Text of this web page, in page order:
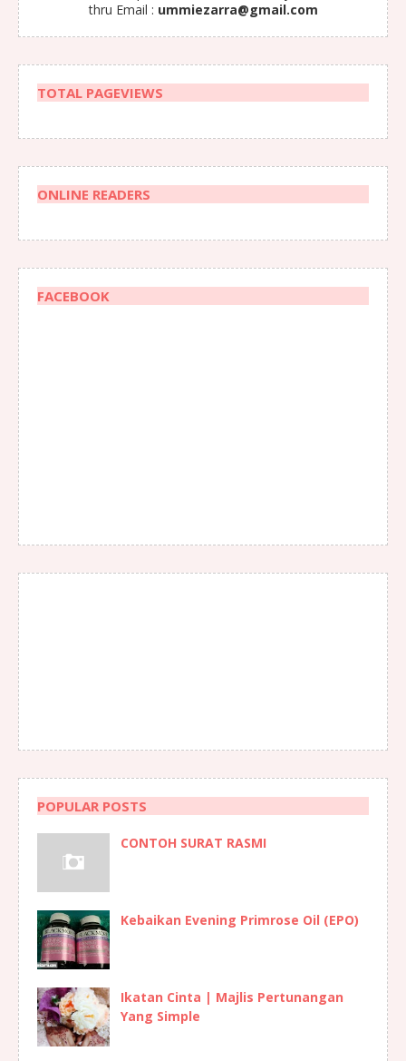
thru Email : ummiezarra@gmail.com
TOTAL PAGEVIEWS
ONLINE READERS
FACEBOOK
POPULAR POSTS
CONTOH SURAT RASMI
Kebaikan Evening Primrose Oil (EPO)
Ikatan Cinta | Majlis Pertunangan
Yang Simple